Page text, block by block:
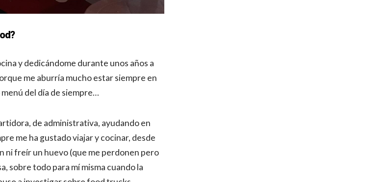
y dedicándome durante unos años a
me aburría mucho estar siempre en
del día de siempre…
de administrativa, ayudando en
me ha gustado viajar y cocinar, desde
ni freír un huevo (que me perdonen pero
sobre todo para mí misma cuando la